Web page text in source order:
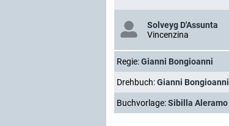
Solveyg D'Assunta
Vincenzina
Regie:Gianni Bongioanni
Drehbuch:Gianni Bongioanni
Buchvorlage:Sibilla Aleramo